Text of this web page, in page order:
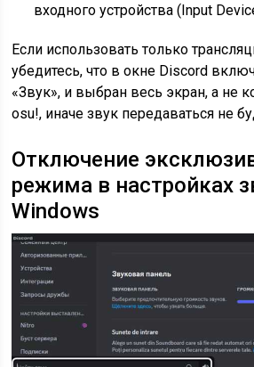
входного устройства (Input
Если использовать только
убедитесь, что в окне Discord
«Звук», и выбран весь экран, а не
osu!, иначе звук передаваться не
Отключение
режима в настройках
Windows